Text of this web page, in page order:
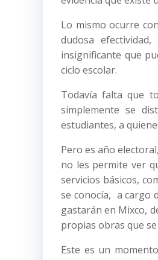
Lo mismo ocurre
dudosa
insignificante que
ciclo escolar.
Todavía falta que
simplemente se
estudiantes, a
Pero es año
no les permite ver
servicios básicos,
se conocía, a cargo
gastarán en Mixco,
propias obras que
Este es un